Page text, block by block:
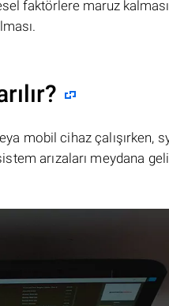
faktörlere maruz kalması
mobil cihaz çalışırken,
arızaları meydana